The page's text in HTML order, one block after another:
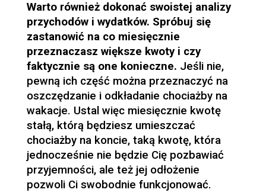
Warto również dokonać swoistej analizy
przychodów i wydatków. Spróbuj się
zastanowić na co miesięcznie
przeznaczasz większe kwoty i czy
faktycznie są one konieczne. Jeśli nie,
pewną ich część można przeznaczyć na
oszczędzanie i odkładanie chociażby na
wakacje. Ustal więc miesięcznie kwotę
stałą, którą będziesz umieszczać
chociażby na koncie, taką kwotę, która
jednocześnie nie będzie Cię pozbawiać
przyjemności, ale też jej odłożenie
pozwoli Ci swobodnie funkcjonować.